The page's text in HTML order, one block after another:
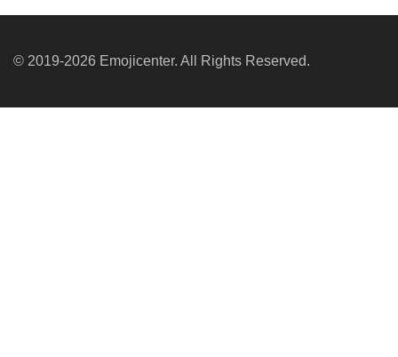
© 2019-2026 Emojicenter. All Rights Reserved.